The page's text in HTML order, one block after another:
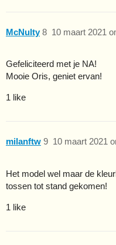
McNulty 10 maart 2021
8
Gefeliciteerd met je NA!
Mooie Oris, geniet ervan!
1 like
milanftw 10 maart 2021
9
Het model wel maar de
tossen tot stand gekomen!
1 like